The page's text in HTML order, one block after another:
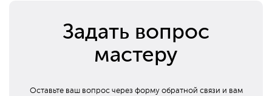
Задать вопрос
мастеру
Оставьте ваш вопрос через форму обратной связи и вам